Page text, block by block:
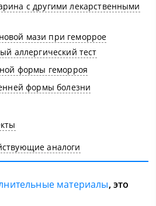
с другими лекарственными
мази при геморрое
аллергический тест
формы геморроя
формы болезни
аналоги
материалы, это